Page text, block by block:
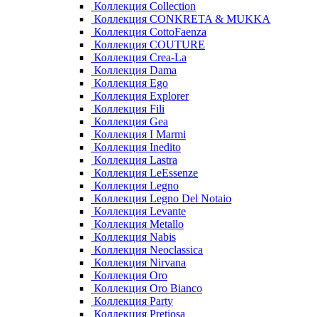
Коллекция Collection
Коллекция CONKRETA & MUKKA
Коллекция CottoFaenza
Коллекция COUTURE
Коллекция Crea-La
Коллекция Dama
Коллекция Ego
Коллекция Explorer
Коллекция Fili
Коллекция Gea
Коллекция I Marmi
Коллекция Inedito
Коллекция Lastra
Коллекция LeEssenze
Коллекция Legno
Коллекция Legno Del Notaio
Коллекция Levante
Коллекция Metallo
Коллекция Nabis
Коллекция Neoclassica
Коллекция Nirvana
Коллекция Oro
Коллекция Oro Bianco
Коллекция Party
Коллекция Pretiosa